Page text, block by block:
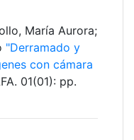
María Aurora;
"Derramado y
con cámara
01(01): pp.